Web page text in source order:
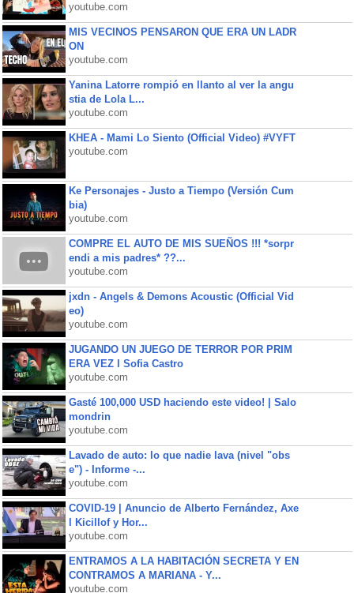
youtube.com
MIS VECINOS PENSARON QUE ERA UN LADR
ON
youtube.com
Yanina Latorre rompió en llanto al ver la angu
stia de Lola L...
youtube.com
KHEA - Mami Lo Siento (Official Video) #VYFT
youtube.com
Ke Personajes - Justo a Tiempo (Versión Cum
bia)
youtube.com
COMPRE EL AUTO DE MIS SUEÑOS !!! *sorpr
endi a mis padres* ??...
youtube.com
jxdn - Angels & Demons Acoustic (Official Vid
eo)
youtube.com
JUGANDO UN JUEGO DE TERROR POR PRIM
ERA VEZ l Sofia Castro
youtube.com
Gasté 100,000 USD haciendo este video! | Salo
mondrin
youtube.com
Lavado de auto: lo que nadie lava (nivel "obs
e") - Informe -...
youtube.com
COVID-19 | Anuncio de Alberto Fernández, Axe
l Kicillof y Hor...
youtube.com
ENTRAMOS A LA HABITACIÓN SECRETA Y EN
CONTRAMOS A MARIANA - Y...
youtube.com